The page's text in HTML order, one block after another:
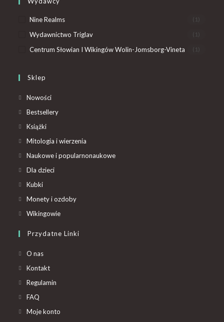
Nine Realms (1)
Wydawnictwo Triglav (1)
Centrum Słowian I Wikingów Wolin-Jomsborg-Vineta (1)
Sklep
Nowości
Bestsellery
Książki
Mitologia i wierzenia
Naukowe i popularnonaukowe
Dla dzieci
Kubki
Monety i ozdoby
Wikingowie
Przydatne Linki
O nas
Kontakt
Regulamin
FAQ
Moje konto